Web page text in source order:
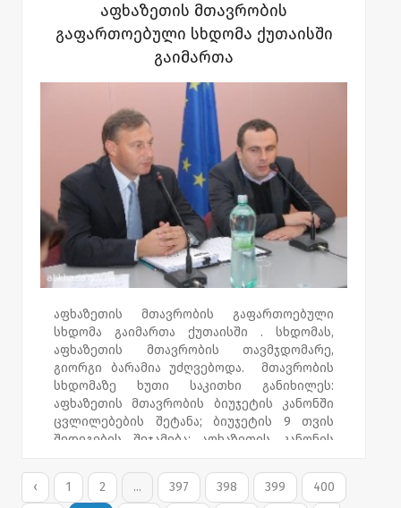
გიორგი ბარამიას განცხადებით,
ჩამოყალიბდება სამთავრობათშორისო
საკოორდინაციო საბჭო, რომელსაც აჭარისა
უხელმძღვანელებენ. საბჭოს ფუნქცია,
აფხაზეთიდან იძულებით გადაადგილებული
მოსახლეობის პრობლემებზე ოპერატიული
რეაგირება იქნება.
ლევან ვარშალომიძესთან შეხვედრამდე,
აფხაზეთის მთავრობის თვმჯდომარემ, დაბა
ჩაქვში დევნილების კომპაქტური
ჩასახლების ობიექტი მოინახულა.გიორგი
ბარამია ადგილზე გაეცნო დევნილების
სოციალურ მდგომარეობასა და
საცხოვრებელ პირობებს.
აფხაზეთის მთავრობის
გაფართოებული სხდომა ქუთაისში
გაიმართა
აფხაზეთის მთავრობის გაფართოებული
სხდომა გაიმართა ქუთაისში . სხდომას,
აფხაზეთის მთავრობის თავმჯდომარე,
გიორგი ბარამია უძღვებოდა. მთავრობის
სხდომაზე ხუთი საკითხი განიხილეს:
აფხაზეთის მთავრობის ბიუჯეტის კანონში
ცვლილებების შეტანა; ბიუჯეტის 9 თვის
შედეგების შეჯამება; აფხაზეთის კანონის
აფხაზეთის იუსტიციის დეპარტამენტის
დებულებაში ცვლილებების შეტანა. გიორგი
‹ 1 2 ... 397 398 399
400